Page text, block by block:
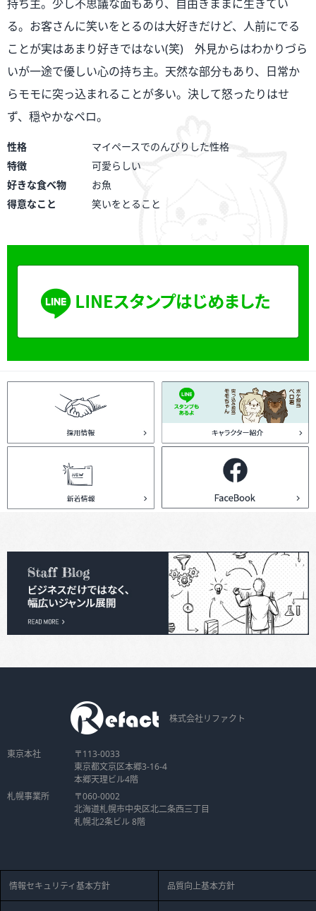
持ち主。少し不思議な面もあり、自由きままに生きてい
る。お客さんに笑いをとるのは大好きだけど、人前にでる
ことが実はあまり好きではない(笑) 外見からはわかりづら
いが一途で優しい心の持ち主。天然な部分もあり、日常か
らモモに突っ込まれることが多い。決して怒ったりはせ
ず、穏やかなペロ。
性格
マイペースでのんびりした性格
特徴
可愛らしい
好きな食べ物
お魚
得意なこと
笑いをとること
株式会社リファクト
東京本社
〒113-0033
東京都文京区本郷3-16-4
本郷天理ビル4階
札幌事業所
〒060-0002
北海道札幌市中央区北二条西三丁目
札幌北2条ビル 8階
情報セキュリティ基本方針 品質向上基本方針